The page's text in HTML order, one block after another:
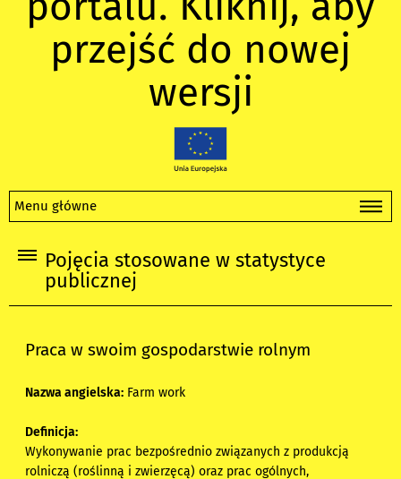
przejść do nowej
wersji
Menu główne
Pojęcia stosowane w statystyce
publicznej
Praca w swoim gospodarstwie rolnym
Nazwa angielska: Farm work
Definicja:
Wykonywanie prac bezpośrednio związanych z produkcją
rolniczą (roślinną i zwierzęcą) oraz prac ogólnych,